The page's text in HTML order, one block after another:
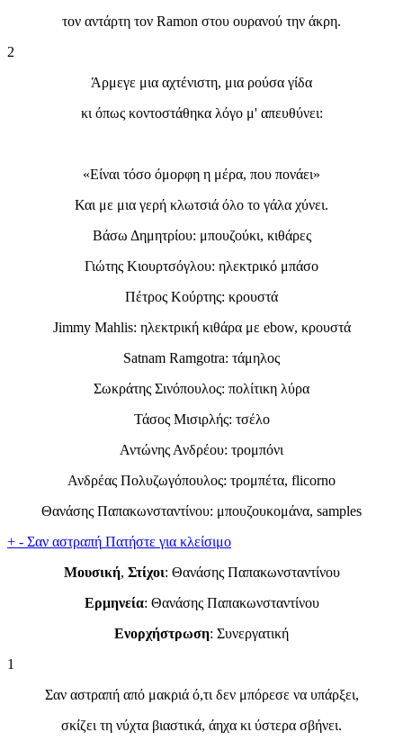
τον αντάρτη τον Ramon στου ουρανού την άκρη.
2
Άρμεγε μια αχτένιστη, μια ρούσα γίδα
κι όπως κοντοστάθηκα λόγο μ' απευθύνει:
«Είναι τόσο όμορφη η μέρα, που πονάει»
Και με μια γερή κλωτσιά όλο το γάλα χύνει.
Βάσω Δημητρίου: μπουζούκι, κιθάρες
Γιώτης Κιουρτσόγλου: ηλεκτρικό μπάσο
Πέτρος Κούρτης: κρουστά
Jimmy Mahlis: ηλεκτρική κιθάρα με ebow, κρουστά
Satnam Ramgotra: τάμηλος
Σωκράτης Σινόπουλος: πολίτικη λύρα
Τάσος Μισιρλής: τσέλο
Αντώνης Ανδρέου: τρομπόνι
Ανδρέας Πολυζωγόπουλος: τρομπέτα, flicorno
Θανάσης Παπακωνσταντίνου: μπουζουκομάνα, samples
+ - Σαν αστραπή Πατήστε για κλείσιμο
Μουσική, Στίχοι: Θανάσης Παπακωνσταντίνου
Ερμηνεία: Θανάσης Παπακωνσταντίνου
Ενορχήστρωση: Συνεργατική
1
Σαν αστραπή από μακριά ό,τι δεν μπόρεσε να υπάρξει,
σκίζει τη νύχτα βιαστικά, άηχα κι ύστερα σβήνει.